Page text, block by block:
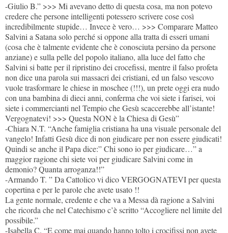
-Giulio B.” >>> Mi avevano detto di questa cosa, ma non potevo
credere che persone intelligenti potessero scrivere cose così
incredibilmente stupide… Invece è vero… >>> Comparare Matteo
Salvini a Satana solo perché si oppone alla tratta di esseri umani
(cosa che è talmente evidente che è conosciuta persino da persone
anziane) e sulla pelle del popolo italiano, alla luce del fatto che
Salvini si batte per il ripristino dei crocefissi, mentre il falso profeta
non dice una parola sui massacri dei cristiani, ed un falso vescovo
vuole trasformare le chiese in moschee (!!!), un prete oggi era nudo
con una bambina di dieci anni, conferma che voi siete i farisei, voi
siete i commercianti nel Tempio che Gesù scaccerebbe all’istante!
Vergognatevi! >>> Questa NON è la Chiesa di Gesù”
-Chiara N.T. “Anche famiglia cristiana ha una visuale personale del
vangelo! Infatti Gesù dice di non giudicare per non essere giudicati!
Quindi se anche il Papa dice:” Chi sono io per giudicare…” a
maggior ragione chi siete voi per giudicare Salvini come in
demonio? Quanta arroganza!!”
-Armando T. ” Da Cattolico vi dico VERGOGNATEVI per questa
copertina e per le parole che avete usato !!
La gente normale, credente e che va a Messa dà ragione a Salvini
che ricorda che nel Catechismo c’è scritto “Accogliere nel limite del
possibile.”
-Isabella C. “E come mai quando hanno tolto i crocifissi non avete